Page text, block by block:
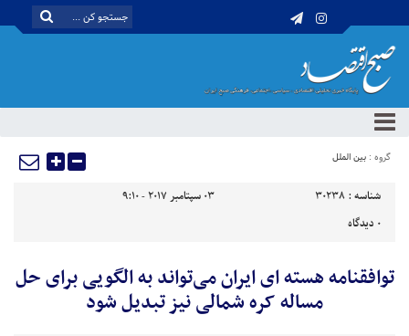
گروه : بین الملل
شناسه : 30238
03 سپتامبر 2017 - 9:10
0 دیدگاه
توافقنامه هسته ای ایران می‌تواند به الگویی برای حل
مساله کره شمالی نیز تبدیل شود